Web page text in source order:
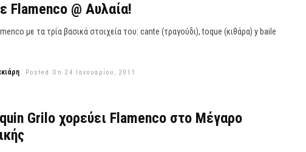
Flamenco @ Αυλαία!
με τα τρία βασικά στοιχεία του: cante (τραγούδι), toque (κιθάρα) y baile
Posted On 24 Ιανουαρίου, 2011
Grilo χορεύει Flamenco στο Μέγαρο